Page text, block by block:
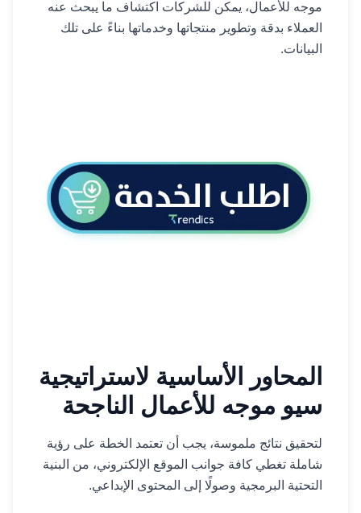
موجه للأعمال، يمكن للشركات اكتشاف ما يبحث عنه
العملاء بدقة وتطوير منتجاتها وخدماتها بناءً على تلك
البيانات.
المحاور الأساسية لاستراتيجية
سيو موجه للأعمال الناجحة
لتحقيق نتائج ملموسة، يجب أن تعتمد الخطة على رؤية
شاملة تغطي كافة جوانب الموقع الإلكتروني، من البنية
التحتية البرمجية وصولًا إلى المحتوى الإبداعي.